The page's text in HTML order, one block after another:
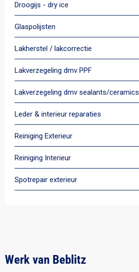
Droogijs - dry ice
Glaspolijsten
Lakherstel / lakcorrectie
Lakverzegeling dmv PPF
Lakverzegeling dmv sealants/ceramics
Leder & interieur reparaties
Reiniging Exterieur
Reiniging Interieur
Spotrepair exterieur
Werk van Beblitz